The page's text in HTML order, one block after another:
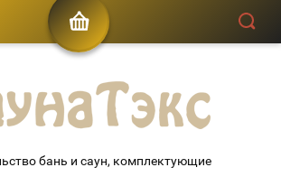
бань и саун, комплектующие